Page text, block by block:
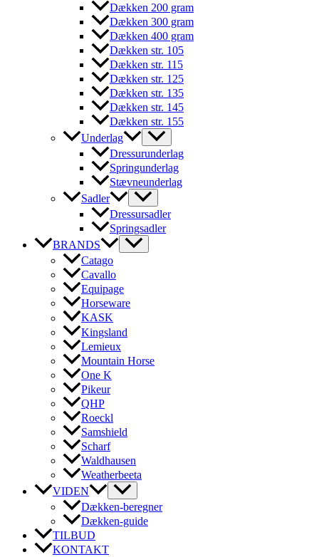
Dækken 200 gram
Dækken 300 gram
Dækken 400 gram
Dækken str. 105
Dækken str. 115
Dækken str. 125
Dækken str. 135
Dækken str. 145
Dækken str. 155
Underlag
Dressurunderlag
Springunderlag
Stævneunderlag
Sadler
Dressursadler
Springsadler
BRANDS
Catago
Cavallo
Equipage
Horseware
KASK
Kingsland
Lemieux
Mountain Horse
One K
Pikeur
QHP
Roeckl
Samshield
Scharf
Waldhausen
Weatherbeeta
VIDEN
Dækken-beregner
Dækken-guide
TILBUD
KONTAKT